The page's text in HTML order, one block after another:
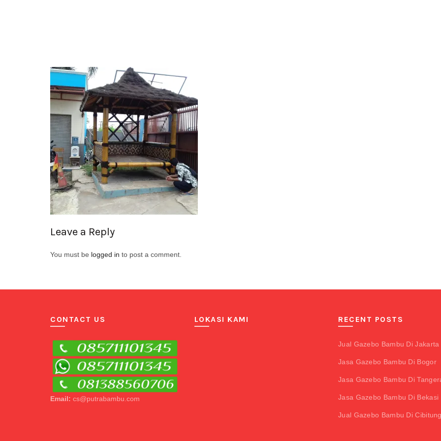
Leave a Reply
You must be logged in to post a comment.
CONTACT US
Email: cs@putrabambu.com
LOKASI KAMI RECENT POSTS
Jual Gazebo Bambu Di Jakarta
Jasa Gazebo Bambu Di Bogor
Jasa Gazebo Bambu Di
Jasa Gazebo Bambu Di Bekasi
Jual Gazebo Bambu Di